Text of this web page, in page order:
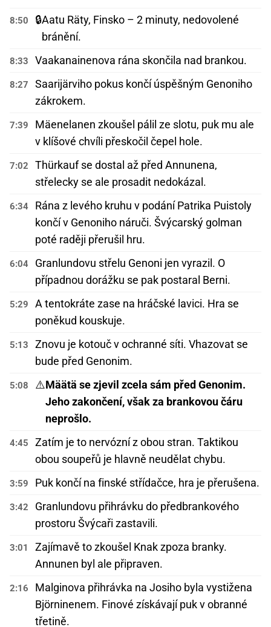
8:50 🔒Aatu Räty, Finsko – 2 minuty, nedovolené
bránění.
8:33 Vaakanainenova rána skončila nad brankou.
8:27
Saarijärviho pokus končí úspěšným Genoniho
zákrokem.
7:39
Mäenelanen zkoušel pálil ze slotu, puk mu ale
v klíšové chvíli přeskočil čepel hole.
7:02
Thürkauf se dostal až před Annunena,
střelecky se ale prosadit nedokázal.
6:34
Rána z levého kruhu v podání Patrika Puistoly
končí v Genoniho náruči. Švýcarský golman
poté raději přerušil hru.
6:04
Granlundovu střelu Genoni jen vyrazil. O
případnou dorážku se pak postaral Berni.
5:29
A tentokráte zase na hráčské lavici. Hra se
poněkud kouskuje.
5:13
Znovu je kotouč v ochranné síti. Vhazovat se
bude před Genonim.
5:08 ⚠️Määtä se zjevil zcela sám před Genonim.
Jeho zakončení, však za brankovou čáru
neprošlo.
4:45
Zatím je to nervózní z obou stran. Taktikou
obou soupeřů je hlavně neudělat chybu.
3:59 Puk končí na finské střídačce, hra je přerušena.
3:42
Granlundovu přihrávku do předbrankového
prostoru Švýcaři zastavili.
3:01
Zajímavě to zkoušel Knak zpoza branky.
Annunen byl ale připraven.
2:16
Malginova přihrávka na Josiho byla vystižena
Björninenem. Finové získávají puk v obranné
třetině.